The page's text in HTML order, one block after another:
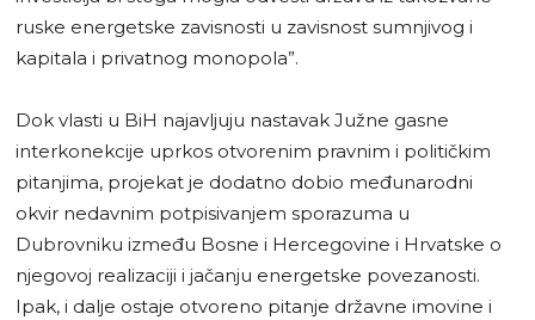
ruske energetske zavisnosti u zavisnost sumnjivog i
kapitala i privatnog monopola”.
Dok vlasti u BiH najavljuju nastavak Južne gasne
interkonekcije uprkos otvorenim pravnim i političkim
pitanjima, projekat je dodatno dobio međunarodni
okvir nedavnim potpisivanjem sporazuma u
Dubrovniku između Bosne i Hercegovine i Hrvatske o
njegovoj realizaciji i jačanju energetske povezanosti.
Ipak, i dalje ostaje otvoreno pitanje državne imovine i